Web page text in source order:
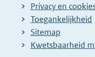
Privacy en
Toegankelijkheid
Sitemap
E
Kwetsbaarheid